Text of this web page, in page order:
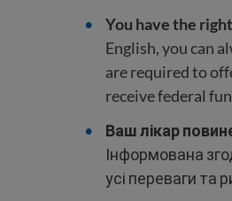
You have the
English, you can
are required to
receive federal
Ваш лікар
Інформована
усі переваги та